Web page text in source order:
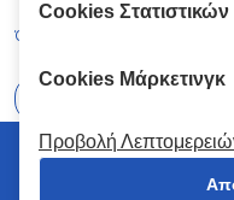
Όροι και Προϋποθέσεις
© 2026
Cookies Στατιστικών
Cookies Μάρκετινγκ
Προβολή